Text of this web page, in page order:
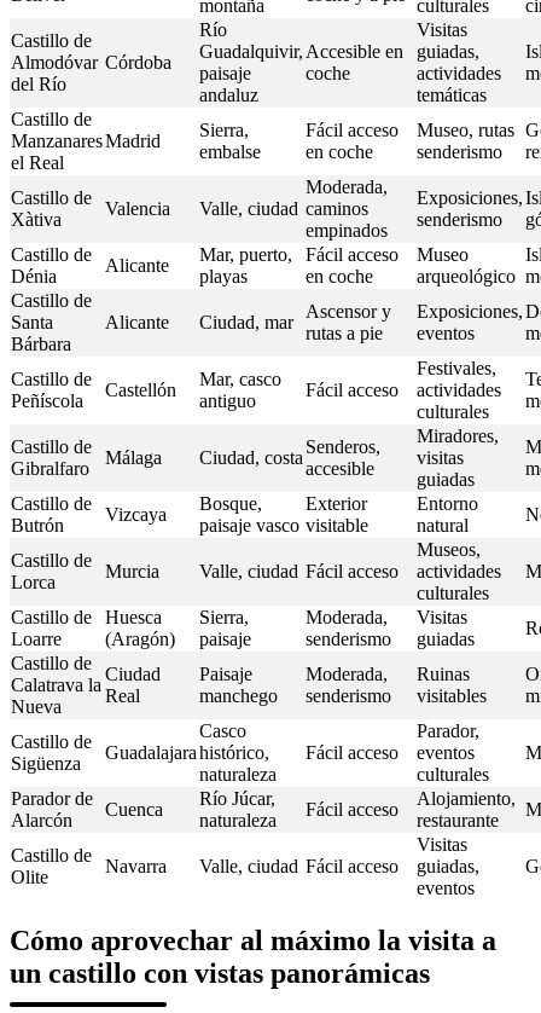
montaña
culturales
Castillo de
Almodóvar
del Río
Córdoba
Río
Guadalquivir,
paisaje
andaluz
Accesible en
coche
Visitas
guiadas,
actividades
temáticas
Castillo de
Manzanares
el Real
Madrid
Sierra,
embalse
Fácil acceso
en coche
Museo, rutas
senderismo
Castillo de
Xàtiva
Valencia Valle, ciudad
Moderada,
caminos
empinados
Exposiciones,
senderismo
Castillo de
Dénia
Alicante
Mar, puerto,
playas
Fácil acceso
en coche
Museo
arqueológico
Castillo de
Santa
Bárbara
Alicante Ciudad, mar
Ascensor y
rutas a pie
Exposiciones,
eventos
Castillo de
Peñíscola
Castellón
Mar, casco
antiguo
Fácil acceso
Festivales,
actividades
culturales
Castillo de
Gibralfaro
Málaga Ciudad, costa
Senderos,
accesible
Miradores,
visitas
guiadas
Castillo de
Butrón
Vizcaya
Bosque,
paisaje vasco
Exterior
visitable
Entorno
natural
Castillo de
Lorca
Murcia Valle, ciudad Fácil acceso
Museos,
actividades
culturales
Castillo de
Loarre
Huesca
(Aragón)
Sierra,
paisaje
Moderada,
senderismo
Visitas
guiadas
Castillo de
Calatrava la
Nueva
Ciudad
Real
Paisaje
manchego
Moderada,
senderismo
Ruinas
visitables
Castillo de
Sigüenza
Guadalajara
Casco
histórico,
naturaleza
Fácil acceso
Parador,
eventos
culturales
Parador de
Alarcón
Cuenca
Río Júcar,
naturaleza
Fácil acceso
Alojamiento,
restaurante
Castillo de
Olite
Navarra Valle, ciudad Fácil acceso
Visitas
guiadas,
eventos
Cómo aprovechar al máximo la visita a
un castillo con vistas panorámicas